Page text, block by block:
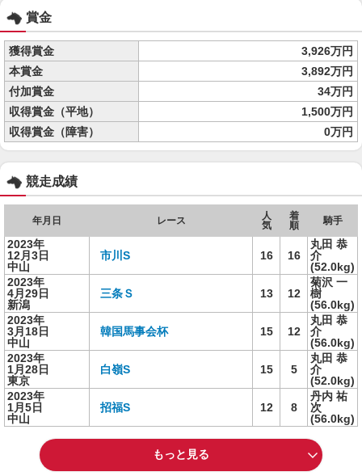
賞金
獲得賞金
3,926万円
本賞金
3,892万円
付加賞金
34万円
収得賞金（平地）
1,500万円
収得賞金（障害）
0万円
競走成績
年月日 レース
人
気
着
順
騎手
2023年
12月3日
中山
市川S 16 16
丸田 恭
介
(52.0kg)
2023年
4月29日
新潟
三条Ｓ 13 12
菊沢 一
樹
(56.0kg)
2023年
3月18日
中山
韓国馬事会杯 15 12
丸田 恭
介
(56.0kg)
2023年
1月28日
東京
白嶺S 15 5
丸田 恭
介
(52.0kg)
2023年
1月5日
中山
招福S 12 8
丹内 祐
次
(56.0kg)
もっと見る